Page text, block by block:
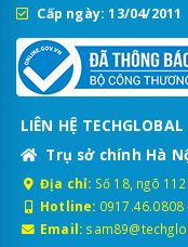
Cấp ngày: 13/04/2011
LIÊN HỆ TECHGLOBAL
Trụ sở chính Hà
Địa chỉ: Số 18, ngõ
Hotline: 0917.46.0808
Email: